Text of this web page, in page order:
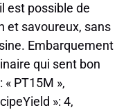
est possible de
et savoureux, sans
Embarquement
qui sent bon
« PT15M »,
»: 4,